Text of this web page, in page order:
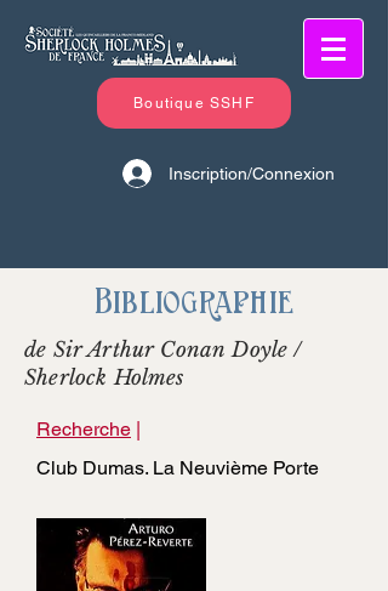
Boutique SSHF
Inscription/Connexion
Bibliographie
de Sir Arthur Conan Doyle /
Sherlock Holmes
Recherche |
Club Dumas. La Neuvième Porte